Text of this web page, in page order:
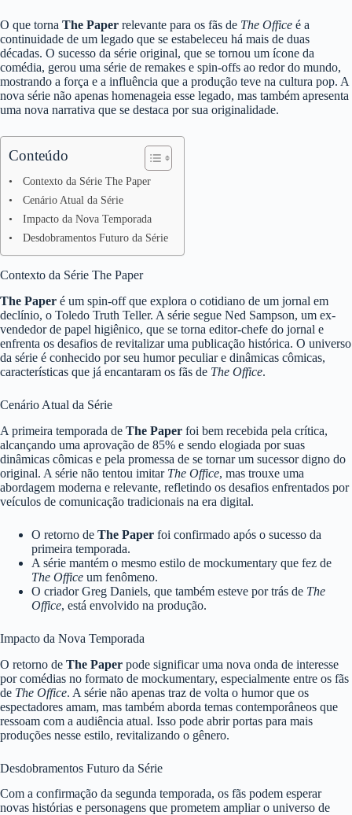
O que torna The Paper relevante para os fãs de The Office é a
continuidade de um legado que se estabeleceu há mais de duas
décadas. O sucesso da série original, que se tornou um ícone da
comédia, gerou uma série de remakes e spin-offs ao redor do mundo,
mostrando a força e a influência que a produção teve na cultura pop. A
nova série não apenas homenageia esse legado, mas também apresenta
uma nova narrativa que se destaca por sua originalidade.
Conteúdo
Contexto da Série The Paper
Cenário Atual da Série
Impacto da Nova Temporada
Desdobramentos Futuro da Série
Contexto da Série The Paper
The Paper é um spin-off que explora o cotidiano de um jornal em
declínio, o Toledo Truth Teller. A série segue Ned Sampson, um ex-
vendedor de papel higiênico, que se torna editor-chefe do jornal e
enfrenta os desafios de revitalizar uma publicação histórica. O universo
da série é conhecido por seu humor peculiar e dinâmicas cômicas,
características que já encantaram os fãs de The Office.
Cenário Atual da Série
A primeira temporada de The Paper foi bem recebida pela crítica,
alcançando uma aprovação de 85% e sendo elogiada por suas
dinâmicas cômicas e pela promessa de se tornar um sucessor digno do
original. A série não tentou imitar The Office, mas trouxe uma
abordagem moderna e relevante, refletindo os desafios enfrentados por
veículos de comunicação tradicionais na era digital.
O retorno de The Paper foi confirmado após o sucesso da
primeira temporada.
A série mantém o mesmo estilo de mockumentary que fez de
The Office um fenômeno.
O criador Greg Daniels, que também esteve por trás de The
Office, está envolvido na produção.
Impacto da Nova Temporada
O retorno de The Paper pode significar uma nova onda de interesse
por comédias no formato de mockumentary, especialmente entre os fãs
de The Office. A série não apenas traz de volta o humor que os
espectadores amam, mas também aborda temas contemporâneos que
ressoam com a audiência atual. Isso pode abrir portas para mais
produções nesse estilo, revitalizando o gênero.
Desdobramentos Futuro da Série
Com a confirmação da segunda temporada, os fãs podem esperar
novas histórias e personagens que prometem ampliar o universo de